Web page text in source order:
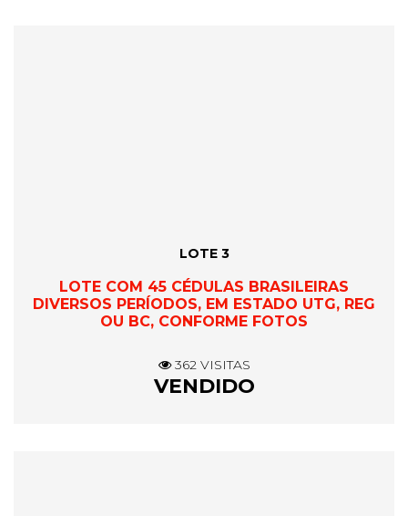
LOTE 3
LOTE COM 45 CÉDULAS BRASILEIRAS
DIVERSOS PERÍODOS, EM ESTADO UTG, REG
OU BC, CONFORME FOTOS
362 VISITAS
VENDIDO